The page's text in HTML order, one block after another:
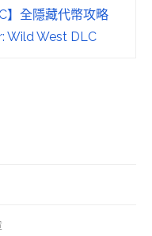
】全隱藏代幣攻略
Wild West DLC